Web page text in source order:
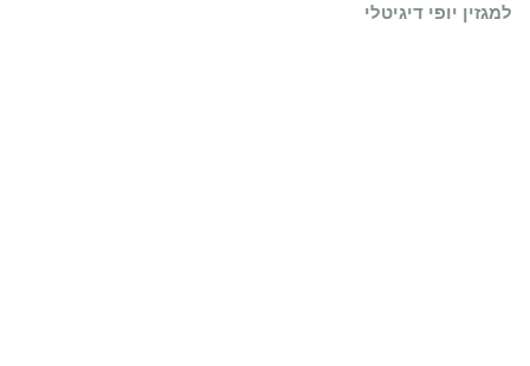
למגזין יופי דיגיטלי